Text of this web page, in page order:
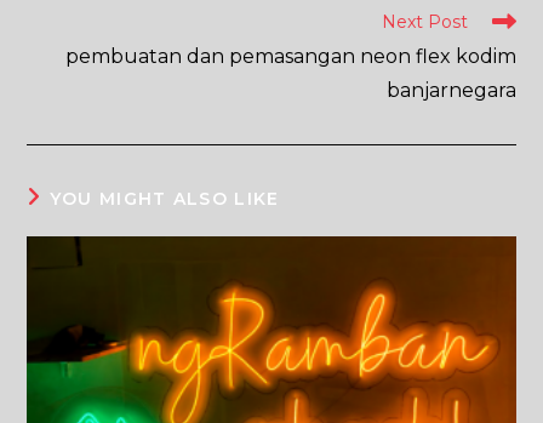
articles
Next Post
pembuatan dan pemasangan neon flex kodim
banjarnegara
YOU MIGHT ALSO LIKE